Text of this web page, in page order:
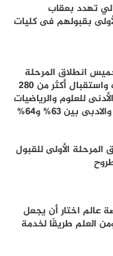
تهدد بعقاب
بقبولهم فى كليات
انطلاق المرحلة
الثانية لتنسيق الجامعات واستقبال أكثر من 280
للعلوم والرياضيات
المرحلة الأولى للقبول
اختار أن يجعل
العلم طريقًا لخدمة